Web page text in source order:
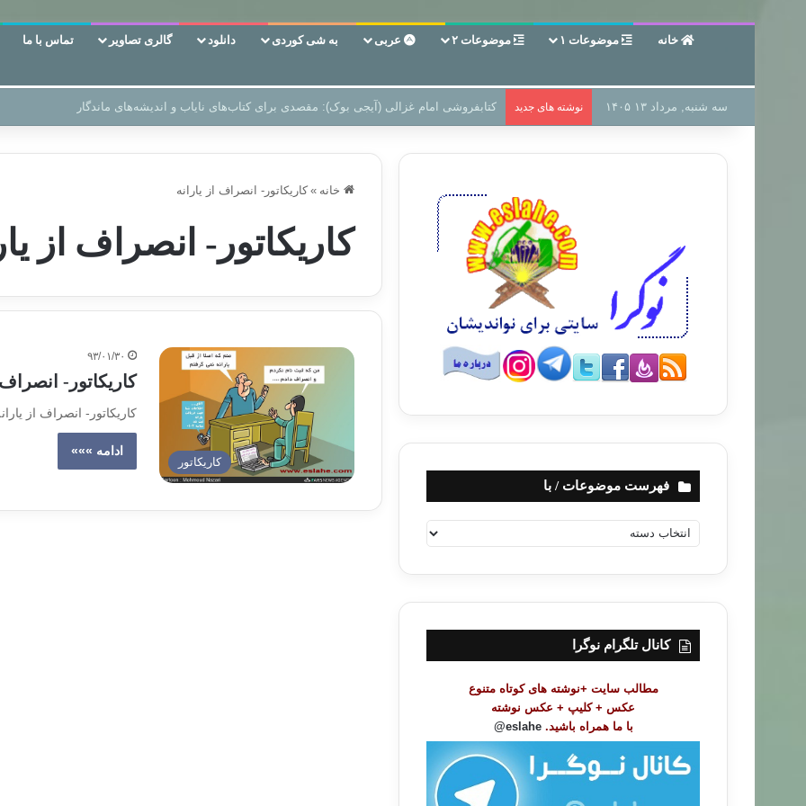
خانه موضوعات ۱ موضوعات ۲ عربی به شی کوردی دانلود گالری تصاویر تماس با ما
سه شنبه, مرداد ۱۳ ۱۴۰۵ نوشته های جدید سر دفتر فساد در زمین‌، دوری وکناره‌گیری از راه خداست‌!
خانه » کاریکاتور- انصراف از یارانه
کاریکاتور- انصراف از
کاریکاتور
۹۳/۰۱/۳۰
کاریکاتور- انصراف
کاریکاتور- انصراف از
ادامه »»»
فهرست موضوعات / با
ه
ت
ض
کانال تلگرام نوگرا
مطالب سایت +نوشته های کوتاه متنوع
عکس + کلیپ + عکس نوشته
با ما همراه باشید. eslahe@